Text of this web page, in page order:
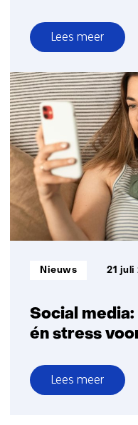
Lees meer
over
Afname
energiearmoede
stagneert
in
2025
Social
én stress
Informatietype:
Nieuws 21 juli
Lees meer
over